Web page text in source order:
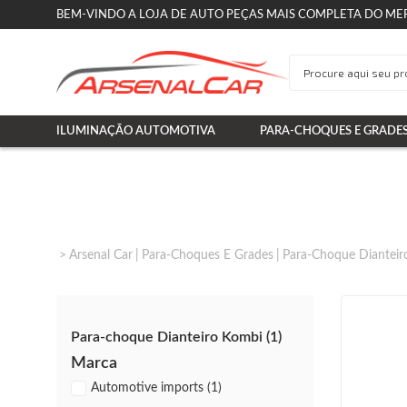
BEM-VINDO A LOJA DE AUTO PEÇAS MAIS COMPLETA DO
ILUMINAÇÃO AUTOMOTIVA PARA-CHOQUES E
Arsenal Car Para-Choques E Grades Para-Choque
Para-choque Dianteiro Kombi (1)
Marca
Automotive imports (1)